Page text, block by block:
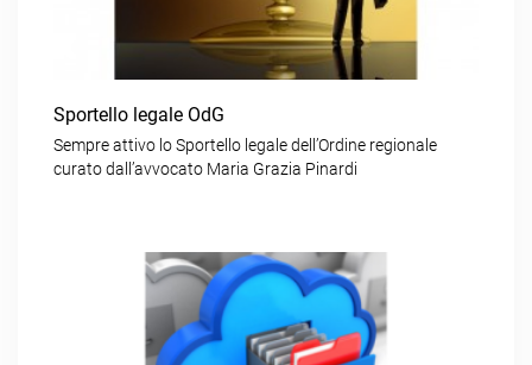
Sportello legale OdG
Sempre attivo lo Sportello legale dell’Ordine regionale
curato dall’avvocato Maria Grazia Pinardi